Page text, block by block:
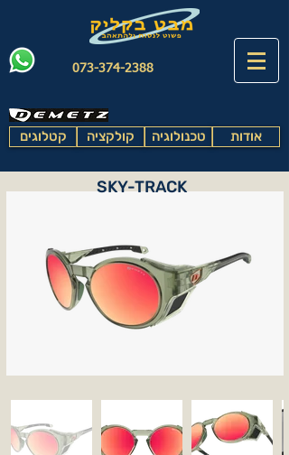
073-374-2388
קטלוגים קולקציה טכנולוגיה אודות
SKY-TRACK